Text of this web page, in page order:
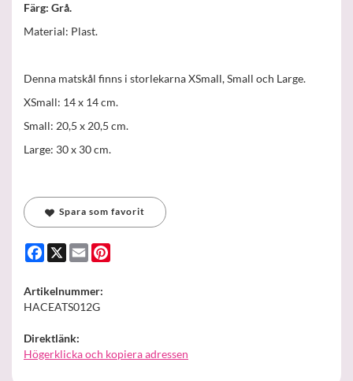
Färg: Grå.
Material: Plast.
Denna matskål finns i storlekarna XSmall, Small och Large.
XSmall: 14 x 14 cm.
Small: 20,5 x 20,5 cm.
Large: 30 x 30 cm.
Spara som favorit
Facebook
X Email
Artikelnummer:
HACEATS012G
Direktlänk:
Högerklicka och kopiera adressen